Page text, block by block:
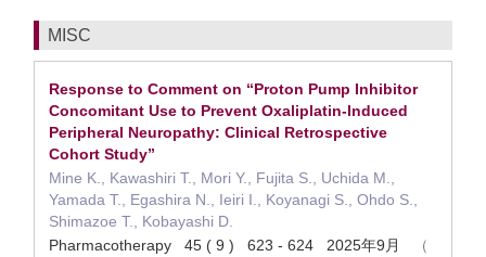
MISC
Response to Comment on “Proton Pump Inhibitor
Concomitant Use to Prevent Oxaliplatin-Induced
Peripheral Neuropathy: Clinical Retrospective
Cohort Study”
Mine K., Kawashiri T., Mori Y., Fujita S., Uchida M.,
Yamada T., Egashira N., Ieiri I., Koyanagi S., Ohdo S.,
Shimazoe T., Kobayashi D.
Pharmacotherapy 45 ( 9 ) 623 - 624 2025年9月
（